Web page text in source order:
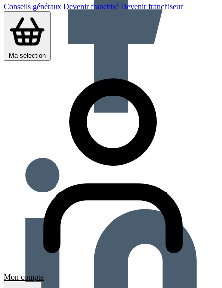
Conseils généraux Devenir franchisé Devenir franchiseur
Ma sélection
Mon compte